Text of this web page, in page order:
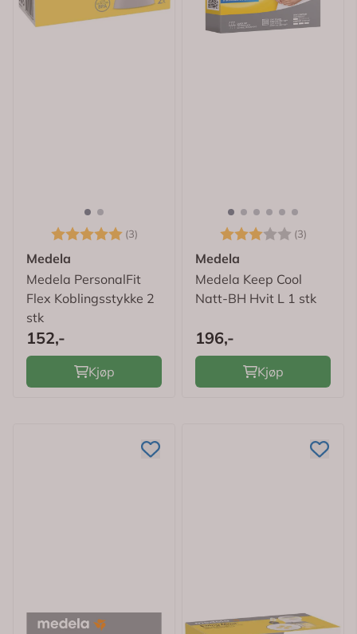
Karakter: (3)
5.0 av 5 mulige
Medela
Medela PersonalFit
Flex Koblingsstykke 2
stk
152,-
Kjøp
Karakter: (3)
Medela
Medela Keep Cool
Natt-BH Hvit L 1 stk
196,-
Kjøp